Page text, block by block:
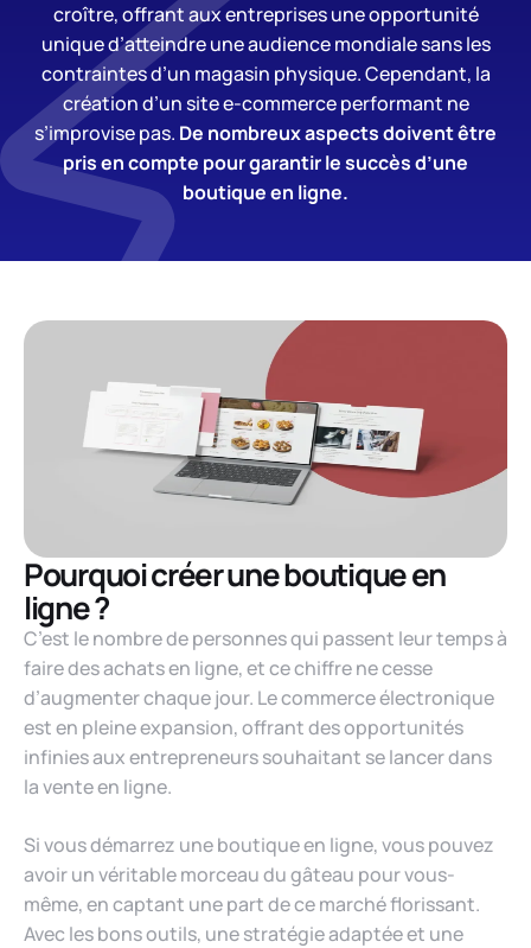
croître, offrant aux entreprises une opportunité
unique d’atteindre une audience mondiale sans les
contraintes d’un magasin physique. Cependant, la
création d’un site e-commerce performant ne
s’improvise pas. De nombreux aspects doivent être
pris en compte pour garantir le succès d’une
boutique en ligne.
Pourquoi créer une boutique en
ligne ?
C’est le nombre de personnes qui passent leur temps à
faire des achats en ligne, et ce chiffre ne cesse
d’augmenter chaque jour. Le commerce électronique
est en pleine expansion, offrant des opportunités
infinies aux entrepreneurs souhaitant se lancer dans
la vente en ligne.
Si vous démarrez une boutique en ligne, vous pouvez
avoir un véritable morceau du gâteau pour vous-
même, en captant une part de ce marché florissant.
Avec les bons outils, une stratégie adaptée et une